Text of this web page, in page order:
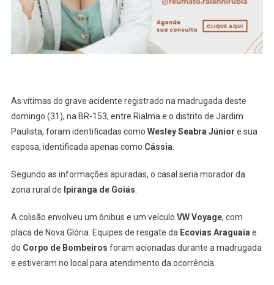
As vítimas do grave acidente registrado na madrugada deste
domingo (31), na BR-153, entre Rialma e o distrito de Jardim
Paulista, foram identificadas como Wesley Seabra Júnior e sua
esposa, identificada apenas como Cássia
Segundo as informações apuradas, o casal seria morador da
zona rural de Ipiranga de Goiás
A colisão envolveu um ônibus e um veículo VW Voyage, com
placa de Nova Glória. Equipes de resgate da Ecovias Araguaia e
do Corpo de Bombeiros foram acionadas durante a madrugada
e estiveram no local para atendimento da ocorrência.